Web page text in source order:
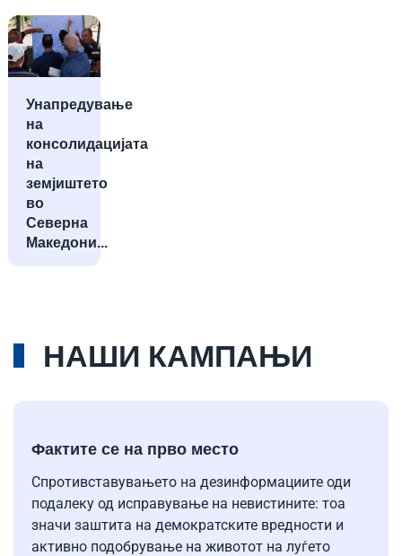
Унапредување
на
консолидацијата
на
земјиштето
во
Северна
Македони...
НАШИ КАМПАЊИ
Фактите се на прво место
Спротивставувањето на дезинформациите оди
подалеку од исправување на невистините: тоа
значи заштита на демократските вредности и
активно подобрување на животот на луѓето